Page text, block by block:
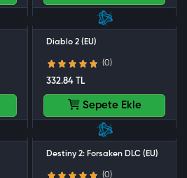
Diablo 2 (EU)
(0)
332.84 TL
Sepete Ekle
Destiny 2: Forsaken DLC (EU)
(0)